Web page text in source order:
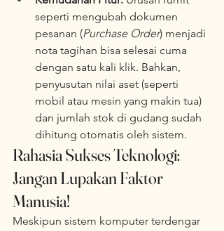
seperti mengubah dokumen
pesanan (Purchase Order) menjadi
nota tagihan bisa selesai cuma
dengan satu kali klik. Bahkan,
penyusutan nilai aset (seperti
mobil atau mesin yang makin tua)
dan jumlah stok di gudang sudah
dihitung otomatis oleh sistem.
Rahasia Sukses Teknologi:
Jangan Lupakan Faktor
Manusia!
Meskipun sistem komputer terdengar